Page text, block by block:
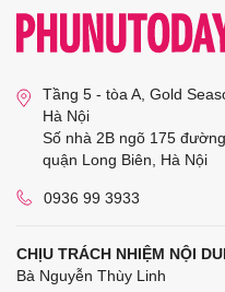
Tầng 5 - tòa A, Gold
Hà Nội
Số nhà 2B ngõ 175
quận Long Biên, Hà Nội
0936 99 3933
CHỊU TRÁCH NHIỆM NỘI
Bà Nguyễn Thùy Linh